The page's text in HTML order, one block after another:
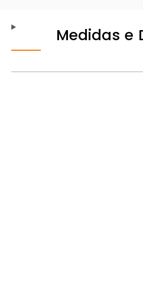
Medidas e